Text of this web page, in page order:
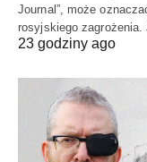
Journal”, może
rosyjskiego
23 godziny ago